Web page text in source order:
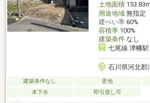
土地面積153.83m
用途地域無指定
建ぺい率60%
容積率100%
建築条件なし
七尾線 津幡
石川県河北郡
建築条件なし 更地
本下水
即引渡し可